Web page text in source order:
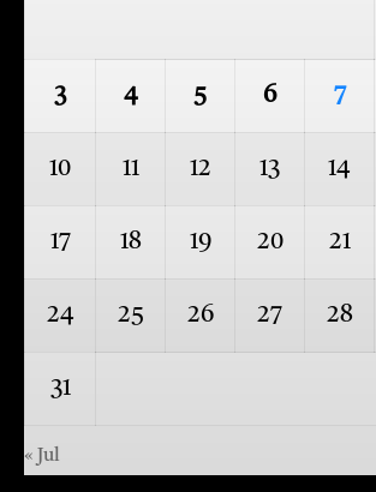
3 4 5 6 7
10 11 12 13 14
17 18 19 20 21
24 25 26 27 28
31
« Jul